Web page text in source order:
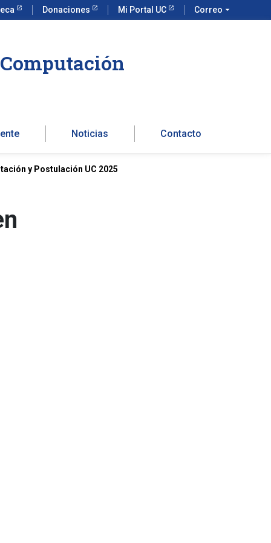
Donaciones Mi Portal UC Correo arrow_drop_down
Noticias Contacto
y Postulación UC 2025